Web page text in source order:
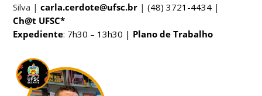
Silva |carla.cerdote@ufsc.br |(48) 3721-4434 |
Ch@t UFSC*
Expediente: 7h30 – 13h30 | Plano de Trabalho